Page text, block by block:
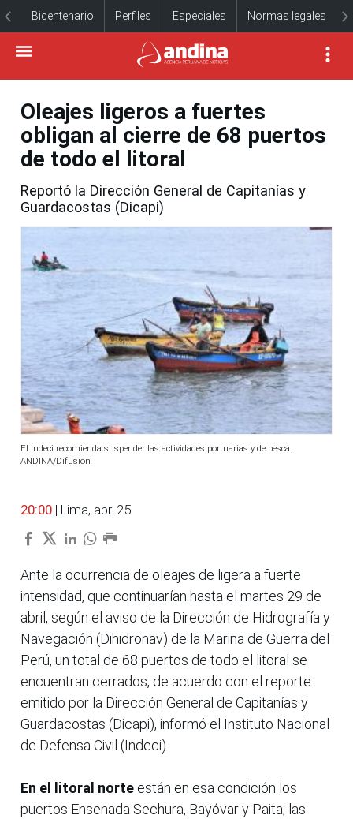
Bicentenario Perfiles Especiales Normas legales
Oleajes ligeros a fuertes
obligan al cierre de 68 puertos
de todo el litoral
Reportó la Dirección General de Capitanías y
Guardacostas (Dicapi)
El Indeci recomienda suspender las actividades portuarias y de pesca.
ANDINA/Difusión
20:00 | Lima, abr. 25.
Ante la ocurrencia de oleajes de ligera a fuerte
intensidad, que continuarían hasta el martes 29 de
abril, según el aviso de la Dirección de Hidrografía y
Navegación (Dihidronav) de la Marina de Guerra del
Perú, un total de 68 puertos de todo el litoral se
encuentran cerrados, de acuerdo con el reporte
emitido por la Dirección General de Capitanías y
Guardacostas (Dicapi), informó el Instituto Nacional
de Defensa Civil (Indeci).
En el litoral norte están en esa condición los
puertos Ensenada Sechura, Bayóvar y Paita; las